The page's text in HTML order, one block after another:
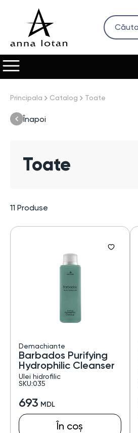
Principala Catalog Toate
Înapoi
Toate
11 Produse
Demachiante
Barbados Purifying
Hydrophilic Cleanser
Ulei hidrofilic
SKU:035
693
În coș